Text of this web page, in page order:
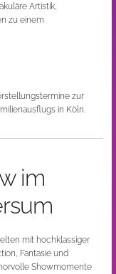
Artistik,
zu einem
zur
in Köln.
im
mit hochklassiger
Fantasie und
Showmomente